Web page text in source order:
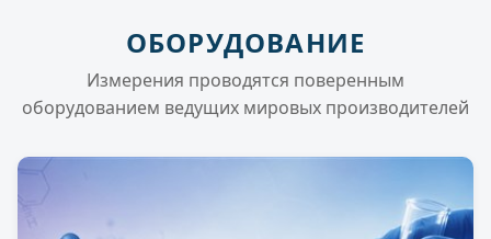
ОБОРУДОВАНИЕ
Измерения проводятся поверенным
оборудованием ведущих мировых производителей